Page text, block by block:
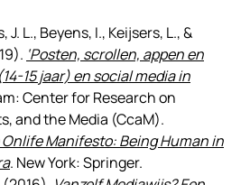
J. L., Beyens, I., Keijsers, L., &
‘Posten, scrollen, appen en
15 jaar) en social media in
Center for Research on
and the Media (CcaM).
Onlife Manifesto: Being Human in
. New York: Springer.